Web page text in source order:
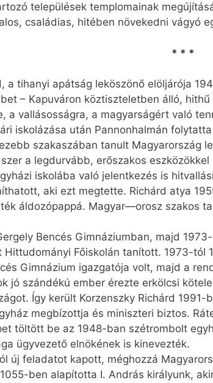
települések templomainak
családias, hitében növekedni vágyó
* * *
a tihanyi apátság leköszönő elöljárója
– Kapuváron köztiszteletben álló,
a vallásosságra, a magyarságért való
iskolázása után Pannonhalmán
szakaszában tanult Magyarország
a legdurvább, erőszakos
iskolába való jelentkezés is
aki ezt megtette. Richárd atya
áldozópappá. Magyar—orosz szakos
Bencés Gimnáziumban, majd
Hittudományi Főiskolán tanított. 1973-
Gimnázium igazgatója volt, majd a
jó szándékú ember érezte erkölcsi
Így került Korzenszky Richárd
megbízottja és miniszteri biztos.
töltött be az 1948-ban szétrombolt
ügyvezető elnökének is kinevezték.
új feladatot kapott, méghozzá
ben alapította I. András királyunk,